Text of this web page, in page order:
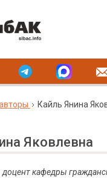
Кайль Янина
Яковлевна
доцент кафедры